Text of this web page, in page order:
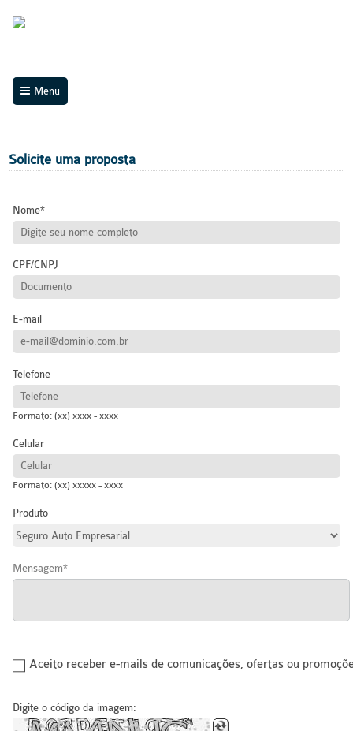
Menu
Solicite uma proposta
Nome
CPF/CNPJ
E-mail
Telefone
Formato: (xx) xxxx - xxxx
Celular
Formato: (xx) xxxxx - xxxx
Produto
Mensagem
Aceito receber e-mails de comunicações, ofertas ou
Digite o código da imagem: